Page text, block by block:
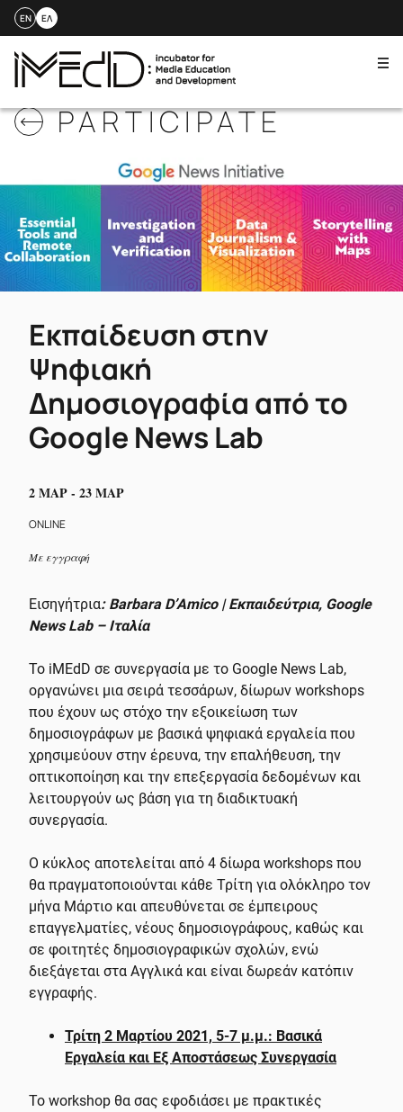
to
content
EN ΕΛ
PARTICIPATE
Εκπαίδευση στην
Ψηφιακή
Δημοσιογραφία από το
Google News Lab
2 ΜΑΡ - 23 ΜΑΡ
ONLINE
Με εγγραφή
Εισηγήτρια: Barbara D’Amico | Εκπαιδεύτρια, Google
News Lab – Ιταλία
Το iMEdD σε συνεργασία με το Google News Lab,
οργανώνει μια σειρά τεσσάρων, δίωρων workshops
που έχουν ως στόχο την εξοικείωση των
δημοσιογράφων με βασικά ψηφιακά εργαλεία που
χρησιμεύουν στην έρευνα, την επαλήθευση, την
οπτικοποίηση και την επεξεργασία δεδομένων και
λειτουργούν ως βάση για τη διαδικτυακή
συνεργασία.
Ο κύκλος αποτελείται από 4 δίωρα workshops που
θα πραγματοποιούνται κάθε Τρίτη για ολόκληρο τον
μήνα Μάρτιο και απευθύνεται σε έμπειρους
επαγγελματίες, νέους δημοσιογράφους, καθώς και
σε φοιτητές δημοσιογραφικών σχολών, ενώ
διεξάγεται στα Αγγλικά και είναι δωρεάν κατόπιν
εγγραφής.
Τρίτη 2 Μαρτίου 2021, 5-7 μ.μ.: Βασικά
Εργαλεία και Εξ Αποστάσεως Συνεργασία
To workshop θα σας εφοδιάσει με πρακτικές